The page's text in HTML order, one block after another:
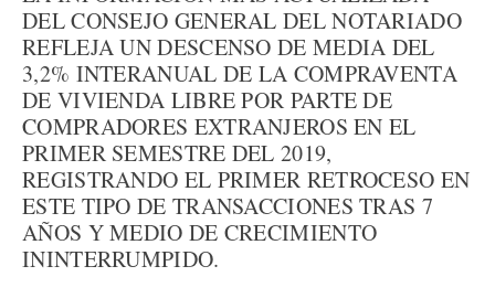
DEL CONSEJO GENERAL DEL NOTARIADO
REFLEJA UN DESCENSO DE MEDIA DEL
3,2% INTERANUAL DE LA COMPRAVENTA
DE VIVIENDA LIBRE POR PARTE DE
COMPRADORES EXTRANJEROS EN EL
PRIMER SEMESTRE DEL 2019,
REGISTRANDO EL PRIMER RETROCESO EN
ESTE TIPO DE TRANSACCIONES TRAS 7
AÑOS Y MEDIO DE CRECIMIENTO
ININTERRUMPIDO.